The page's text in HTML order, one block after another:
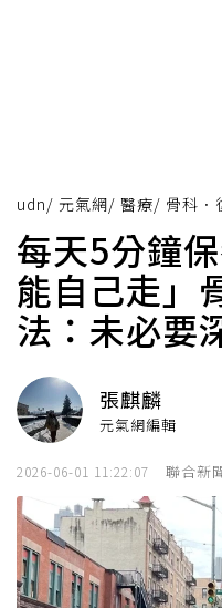
udn/ 元氣網/ 醫療/ 骨科．
每天5分鐘
能自己走」
法：未必要
張麒麟
元氣網編輯
2026-06-01 11:22:07 聯合新